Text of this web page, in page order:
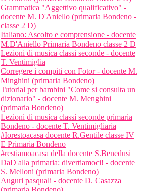
Grammatica "Aggettivo qualificativo" -
docente M. D'Aniello (primaria Bondeno -
classe 2 D)
Italiano: Ascolto e comprensione - docente
M.D'Aniello Primaria Bondeno classe 2 D
Lezioni di musica classi seconde - docente
T. Ventimiglia
Corregere i compiti con Fotor - docente M.
Minghini (primaria Bondeno)
Tutorial per bambini "Come si consulta un
dizionario" - docente M. Menghini
(primaria Bondeno)
Lezioni di musica classi seconde primaria
Bondeno - docente T. Ventimigliaria
#Iorestoacasa docente R.Gentile classe IV
E Primaria Bondeno
#restiamoacasa della docente S.Benedusi
DaD alla primaria: divertiamoci! - docente
S. Melloni (primaria Bondeno)
Auguri pasquali - docente D. Casazza